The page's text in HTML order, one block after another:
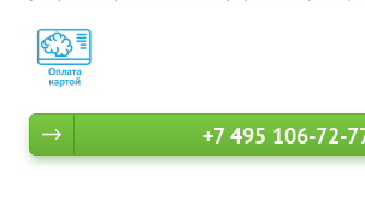
+7 495 106-72-